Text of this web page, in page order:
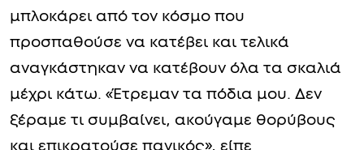
μπλοκάρει από τον κόσμο που
προσπαθούσε να κατέβει και τελικά
αναγκάστηκαν να κατέβουν όλα τα σκαλιά
μέχρι κάτω. «Έτρεμαν τα πόδια μου. Δεν
ξέραμε τι συμβαίνει, ακούγαμε θορύβους
και επικρατούσε πανικός», είπε